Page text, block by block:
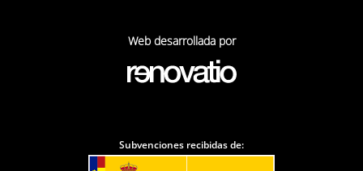
Web desarrollada por
Subvenciones recibidas de: